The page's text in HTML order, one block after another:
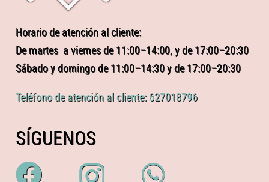
Horario de atención al cliente:
De martes a viernes de 11:00–14:00, y de 17:00–20:30
Sábado y domingo de 11:00–14:30 y de 17:00–20:30
Teléfono de atención al cliente: 627018796
SÍGUENOS